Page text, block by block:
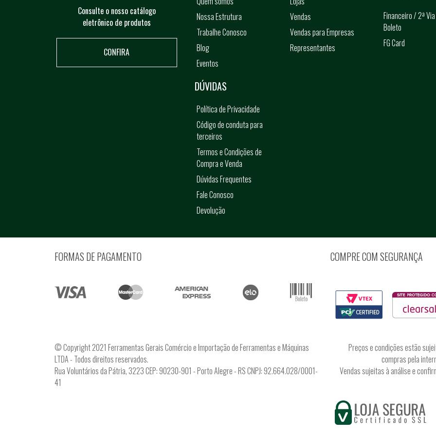
Consulte o nosso catálogo
eletrônico de produtos
CONFIRA
Nossa Estrutura
Trabalhe Conosco
Blog
Eventos
Vendas
Vendas para Empresas
Representantes
Financeiro / 2ª
Boleto
FG Card
DÚVIDAS
Política de Privacidade
Código de conduta para
terceiros
Termos e Condições de
Compra e Venda
Dúvidas Frequentes
Fale Conosco
Devolução
FORMAS DE PAGAMENTO COMPRE COM SEGURANÇA
© Copyright 2021 Ferramentas Gerais Comércio e Importação de Ferramentas e Máquinas
LTDA - Todos direitos reservados.
Rua Voluntários da Pátria, 3223 CEP: 90230-901 - Porto Alegre - RS CNPJ: 92.664.028/0001-
41
Preços e condições estão
compras pela
Vendas sujeitas à análise e